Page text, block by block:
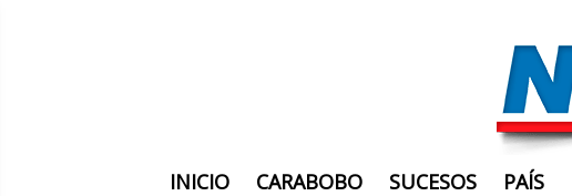
INICIO CARABOBO SUCESOS PAÍS